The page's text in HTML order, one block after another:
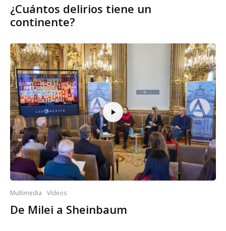
¿Cuántos delirios tiene un
continente?
Multimedia Vídeos
De Milei a Sheinbaum